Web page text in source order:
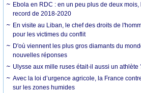
Ebola en RDC : en un peu plus de deux
record de 2018-2020
En visite au Liban, le chef des droits de
pour les victimes du conflit
D'où viennent les plus gros diamants du
nouvelles réponses
Ulysse aux mille ruses était-il aussi un athlète
Avec la loi d’urgence agricole, la France
sur les zones humides